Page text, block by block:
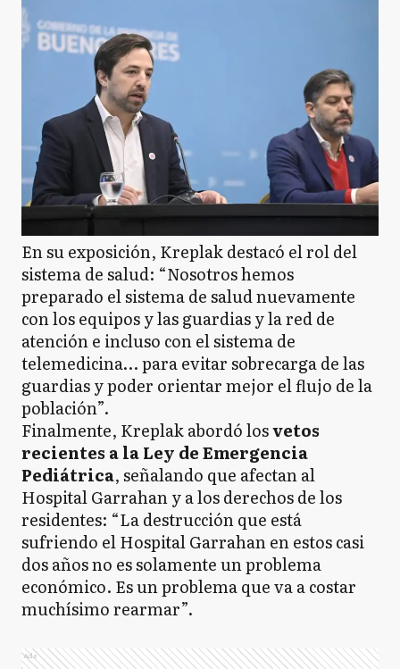
En su exposición, Kreplak destacó el rol del
sistema de salud: “Nosotros hemos
preparado el sistema de salud nuevamente
con los equipos y las guardias y la red de
atención e incluso con el sistema de
telemedicina… para evitar sobrecarga de las
guardias y poder orientar mejor el flujo de la
población”.
Finalmente, Kreplak abordó losvetos
recientes a la Ley de Emergencia
Pediátrica, señalando que afectan al
Hospital Garrahan y a los derechos de los
residentes: “La destrucción que está
sufriendo el Hospital Garrahan en estos casi
dos años no es solamente un problema
económico. Es un problema que va a costar
muchísimo rearmar”.
Ads